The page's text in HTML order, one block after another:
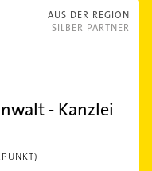
AUS DER REGION
SILBER PARTNER
- Kanzlei